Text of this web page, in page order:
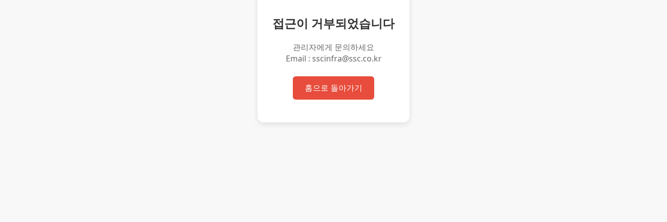
접근이 거부되었습니다
관리자에게 문의하세요
Email : sscinfra@ssc.co.kr
홈으로 돌아가기